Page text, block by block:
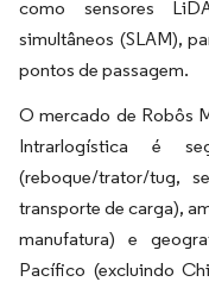
como sensores
simultâneos (SLAM),
pontos de passagem.
O mercado de Robôs
Intrarlogística é
(reboque/trator/tug,
transporte de carga),
manufatura) e
Pacífico (excluindo